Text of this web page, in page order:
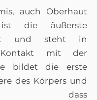
auch Oberhaut
die äußerste
und steht in
mit der
bildet die erste
des Körpers und
dass